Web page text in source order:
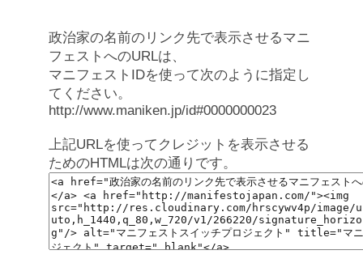
政治家の名前のリンク先で表示させるマニ
フェストへのURLは、
マニフェストIDを使って次のように指定し
てください。
http://www.maniken.jp/id#0000000023
上記URLを使ってクレジットを表示させる
ためのHTMLは次の通りです。